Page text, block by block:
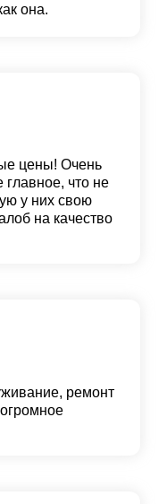
она.
цены! Очень
что не
у них свою
на качество
ремонт